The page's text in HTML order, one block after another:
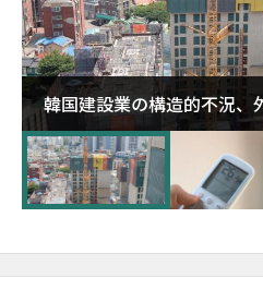
韓国建設業の構造的不況、
超が「ゾンビ企業」に…5